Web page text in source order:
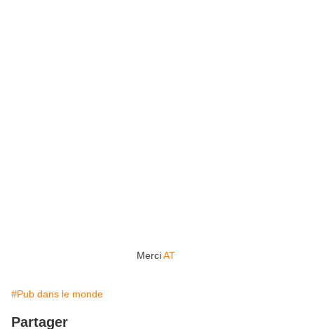
MerciAT
#Pub dans le monde
Partager